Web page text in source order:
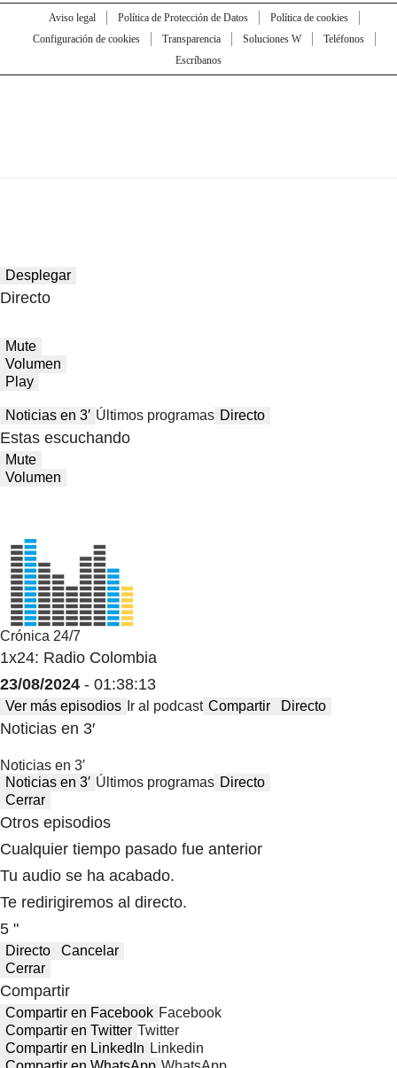
Aviso legal Política de Protección de Datos
Política de cookies
Configuración de cookies
Transparencia Soluciones W
Teléfonos
Escríbanos
Desplegar
Directo
Mute
Volumen
Play
Noticias en 3′ Últimos programas Directo
Estas escuchando
Mute
Volumen
Crónica 24/7
1x24: Radio Colombia
23/08/2024 - 01:38:13
Ver más episodios Ir al podcast Compartir Directo
Noticias en 3′
Noticias en 3′
Noticias en 3′ Últimos programas Directo
Cerrar
Otros episodios
Cualquier tiempo pasado fue anterior
Tu audio se ha acabado.
Te redirigiremos al directo.
5 "
Directo
Cancelar
Cerrar
Compartir
Compartir en Facebook Facebook
Compartir en Twitter Twitter
Compartir en LinkedIn Linkedin